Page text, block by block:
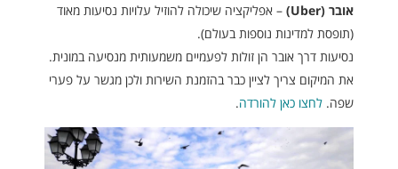
אובר (Uber)
– אפליקציה שיכולה להוזיל עלויות נסיעות מאוד
(תופסת למדינות נוספות בעולם).
נסיעות דרך אובר הן זולות לפעמיים משמעותית מנסיעה במונית.
את המיקום צריך לציין כבר בהזמנת השירות ולכן מגשר על פערי
שפה. לחצו כאן להורדה.